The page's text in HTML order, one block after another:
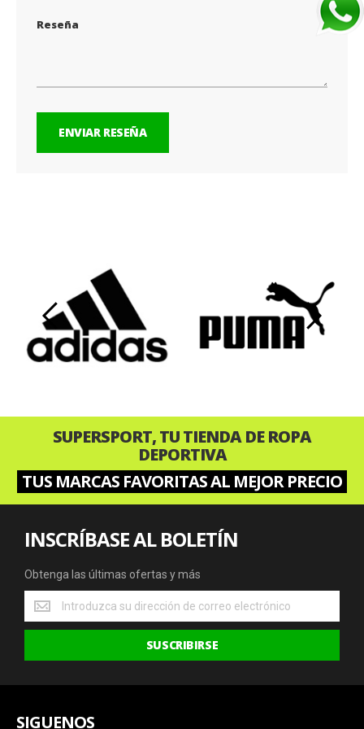
Reseña
ENVIAR RESEÑA
‹ ›
SUPERSPORT, TU TIENDA DE ROPA
DEPORTIVA
TUS MARCAS FAVORITAS AL MEJOR PRECIO
INSCRÍBASE AL BOLETÍN
Obtenga las últimas ofertas y más
Obtenga
las
últimas
y
SUSCRIBIRSE
SIGUENOS